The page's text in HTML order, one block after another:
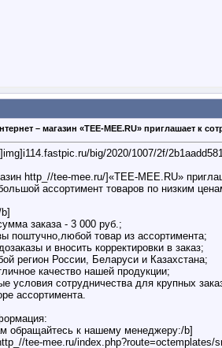
– магазин «TEE-MEE.RU» приглашает к
big/2020/1007/2f/
http_//tee-mee.ru/]«TEE-MEE.RU»
ассортимент товаров по низким
заказа - 3 000 руб.;
поштучно,любой товар из ассортимента;
и вносить корректировки в заказ;
регион России, Беларуси и Казахстана;
качество нашей продукции;
условия сотрудничества для крупных
ассортимента.
обращайтесь к нашему менеджеру:/b]
tee-mee.ru/index.php?route=octemplates/